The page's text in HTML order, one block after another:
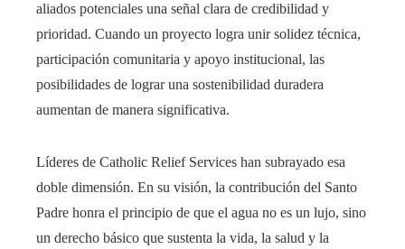
aliados potenciales una señal clara de credibilidad y
prioridad. Cuando un proyecto logra unir solidez técnica,
participación comunitaria y apoyo institucional, las
posibilidades de lograr una sostenibilidad duradera
aumentan de manera significativa.
Líderes de Catholic Relief Services han subrayado esa
doble dimensión. En su visión, la contribución del Santo
Padre honra el principio de que el agua no es un lujo, sino
un derecho básico que sustenta la vida, la salud y la